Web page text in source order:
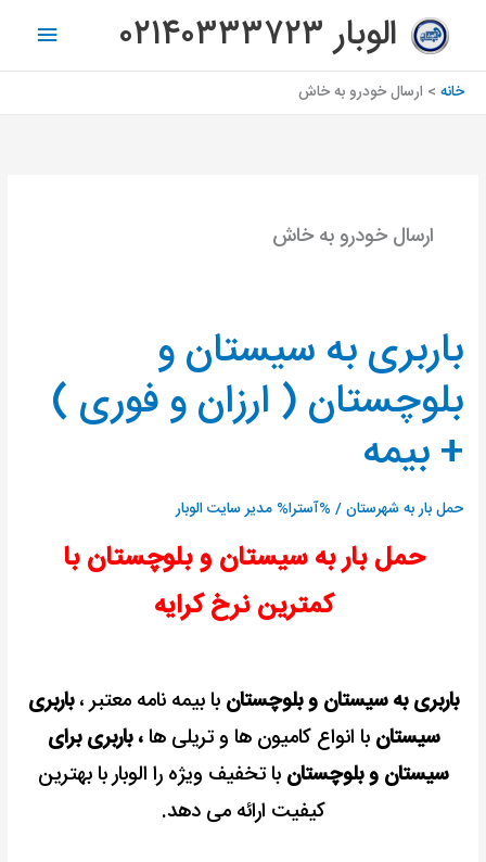
محتوا
الوبار ۰۲۱۴۰۳۳۳۷۲۳
اصلی
خانه ارسال خودرو به خاش
ارسال خودرو به خاش
باربری به سیستان و
بلوچستان ( ارزان و فوری )
+ بیمه
حمل بار به شهرستان/ %آسترا% مدیر سایت الوبار
حمل بار به سیستان و بلوچستان با
کمترین نرخ کرایه
باربری به سیستان و بلوچستانبا بیمه نامه معتبر ،باربری
سیستانبا انواع کامیون ها و تریلی ها، باربری برای
سیستان و بلوچستان با تخفیف ویژه را الوبار با بهترین
کیفیت ارائه می دهد.
باربری
به
سیستان
و
بلوچستان
ارزان